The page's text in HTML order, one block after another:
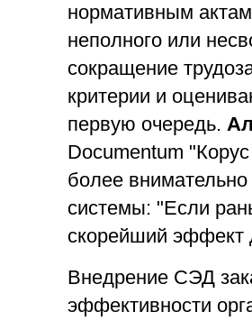
нормативным
неполного или
сокращение
критерии и
первую очередь.
Documentum
более
системы: "Если
скорейший эффект
Внедрение СЭД
эффективности